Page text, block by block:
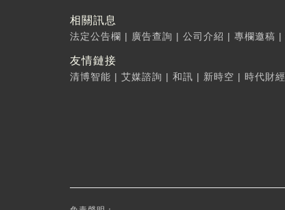
相關訊息
法定公告欄 | 廣告查詢 | 公司介紹 | 專欄邀稿 |
友情鏈接
清博智能 | 艾媒諮詢 | 和訊 | 新時空 | 時代財經